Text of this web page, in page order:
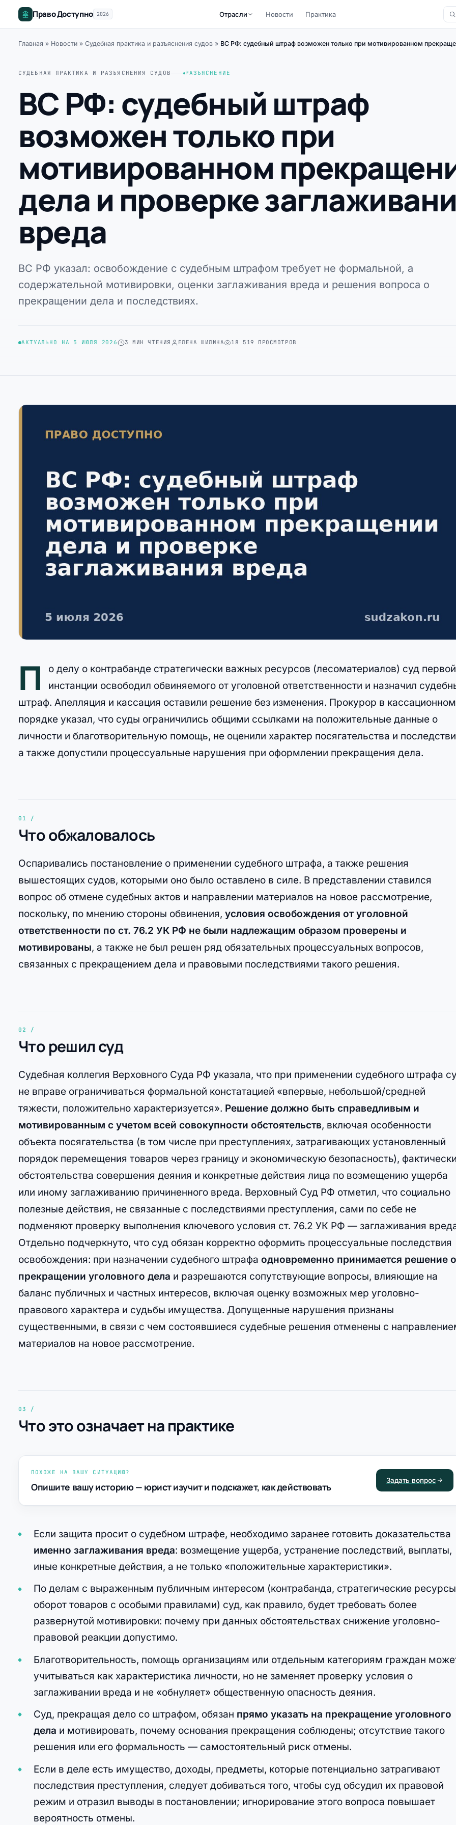
Право Доступно 2026 Отрасли Новости Практика
Главная » Новости » Судебная практика и разъяснения судов » ВС РФ: судебный штраф возможен только при мотивированном
СУДЕБНАЯ ПРАКТИКА И РАЗЪЯСНЕНИЯ СУДОВ РАЗЪЯСНЕНИЕ
ВС РФ: судебный штраф
возможен только при
мотивированном
дела и проверке
вреда
ВС РФ указал: освобождение с судебным штрафом требует не формальной, а
содержательной мотивировки, оценки заглаживания вреда и решения вопроса о
прекращении дела и последствиях.
АКТУАЛЬНО НА 5 ИЮЛЯ 2026 3 МИН ЧТЕНИЯ ЕЛЕНА ШИЛИНА 18 519 ПРОСМОТРОВ
П
о делу о контрабанде стратегически важных ресурсов (лесоматериалов) суд первой
инстанции освободил обвиняемого от уголовной ответственности и назначил
штраф. Апелляция и кассация оставили решение без изменения. Прокурор в кассационном
порядке указал, что суды ограничились общими ссылками на положительные данные о
личности и благотворительную помощь, не оценили характер посягательства и
а также допустили процессуальные нарушения при оформлении прекращения дела.
Что обжаловалось
Оспаривались постановление о применении судебного штрафа, а также решения
вышестоящих судов, которыми оно было оставлено в силе. В представлении ставился
вопрос об отмене судебных актов и направлении материалов на новое рассмотрение,
поскольку, по мнению стороны обвинения, условия освобождения от уголовной
ответственности по ст. 76.2 УК РФ не были надлежащим образом проверены и
мотивированы, а также не был решен ряд обязательных процессуальных вопросов,
связанных с прекращением дела и правовыми последствиями такого решения.
Что решил суд
Судебная коллегия Верховного Суда РФ указала, что при применении судебного штрафа
не вправе ограничиваться формальной констатацией «впервые, небольшой/средней
тяжести, положительно характеризуется». Решение должно быть справедливым и
мотивированным с учетом всей совокупности обстоятельств, включая особенности
объекта посягательства (в том числе при преступлениях, затрагивающих установленный
порядок перемещения товаров через границу и экономическую безопасность),
обстоятельства совершения деяния и конкретные действия лица по возмещению ущерба
или иному заглаживанию причиненного вреда. Верховный Суд РФ отметил, что социально
полезные действия, не связанные с последствиями преступления, сами по себе не
подменяют проверку выполнения ключевого условия ст. 76.2 УК РФ — заглаживания
Отдельно подчеркнуто, что суд обязан корректно оформить процессуальные последствия
освобождения: при назначении судебного штрафа одновременно принимается решение о
прекращении уголовного дела и разрешаются сопутствующие вопросы, влияющие на
баланс публичных и частных интересов, включая оценку возможных мер уголовно-
правового характера и судьбы имущества. Допущенные нарушения признаны
существенными, в связи с чем состоявшиеся судебные решения отменены с
материалов на новое рассмотрение.
Что это означает на практике
ПОХОЖЕ НА ВАШУ СИТУАЦИЮ?
Опишите вашу историю — юрист изучит и подскажет, как действовать
Задать вопрос
Если защита просит о судебном штрафе, необходимо заранее готовить доказательства
именно заглаживания вреда: возмещение ущерба, устранение последствий, выплаты,
иные конкретные действия, а не только «положительные характеристики».
По делам с выраженным публичным интересом (контрабанда, стратегические
оборот товаров с особыми правилами) суд, как правило, будет требовать более
развернутой мотивировки: почему при данных обстоятельствах снижение уголовно-
правовой реакции допустимо.
Благотворительность, помощь организациям или отдельным категориям граждан
учитываться как характеристика личности, но не заменяет проверку условия о
заглаживании вреда и не «обнуляет» общественную опасность деяния.
Суд, прекращая дело со штрафом, обязан прямо указать на прекращение уголовного
дела и мотивировать, почему основания прекращения соблюдены; отсутствие такого
решения или его формальность — самостоятельный риск отмены.
Если в деле есть имущество, доходы, предметы, которые потенциально затрагивают
последствия преступления, следует добиваться того, чтобы суд обсудил их правовой
режим и отразил выводы в постановлении; игнорирование этого вопроса повышает
вероятность отмены.